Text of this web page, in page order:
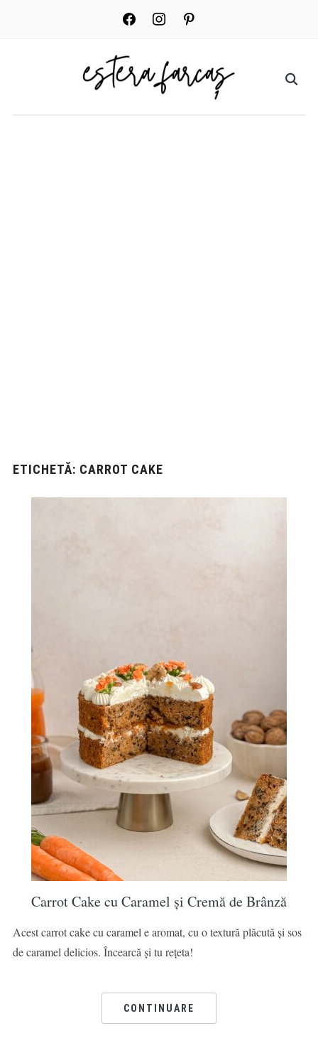
facebook instagrampinterest
ETICHETĂ: CARROT CAKE
Carrot Cake cu Caramel și Cremă de Brânză
Acest carrot cake cu caramel e aromat, cu o textură plăcută și sos
de caramel delicios. Încearcă și tu rețeta!
CONTINUARE